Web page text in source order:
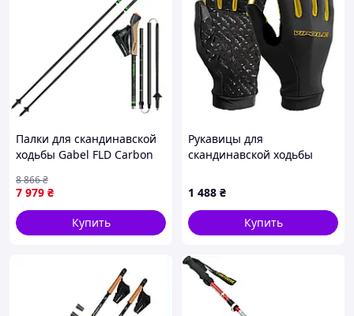
Палки для скандинавской
ходьбы Gabel FLD Carbon
7 979 ₴
8 866₴
Купить
Рукавицы для
скандинавской ходьбы
70)
1 488 ₴
Купить